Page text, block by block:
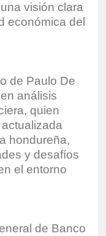
visión clara
económica del
de Paulo De
análisis
quien
hondureña,
y desafíos
el entorno
de Banco